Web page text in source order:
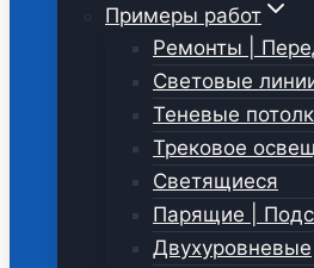
Примеры работ
Ремонты |
Световые
Теневые
Трековое
Светящиеся
Парящие |
Двухуровневые